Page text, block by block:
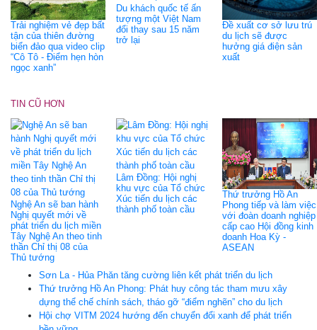
Trải nghiệm vẻ đẹp bất
tận của thiên đường
biển đảo qua video clip
“Cô Tô - Điểm hẹn hòn
ngọc xanh”
Du khách quốc tế ấn
tượng một Việt Nam
đổi thay sau 15 năm
trở lại
Đề xuất cơ sở lưu trú
du lịch sẽ được
hưởng giá điện sản
xuất
TIN CŨ HƠN
Nghệ An sẽ ban hành
Nghị quyết mới về
phát triển du lịch miền
Tây Nghệ An theo tinh
thần Chỉ thị 08 của
Thủ tướng
Lâm Đồng: Hội nghị
khu vực của Tổ chức
Xúc tiến du lịch các
thành phố toàn cầu
Thứ trưởng Hồ An
Phong tiếp và làm việc
với đoàn doanh nghiệp
cấp cao Hội đồng kinh
doanh Hoa Kỳ -
ASEAN
Sơn La - Hủa Phăn tăng cường liên kết phát triển du lịch
Thứ trưởng Hồ An Phong: Phát huy công tác tham mưu xây
dựng thể chế chính sách, tháo gỡ “điểm nghẽn” cho du lịch
Hội chợ VITM 2024 hướng đến chuyển đổi xanh để phát triển